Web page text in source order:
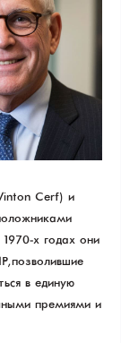
Cerf) и
х годах они
позволившие
в единую
премиями и